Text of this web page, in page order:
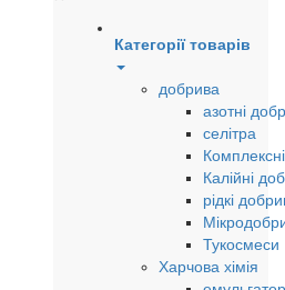
Категорії товарів
добрива
азотні
селітра
Калійні
рідкі
Тукосмеси
Харчова хімія